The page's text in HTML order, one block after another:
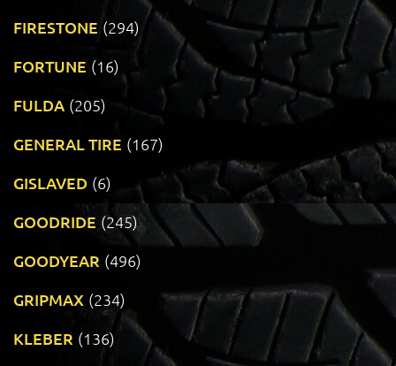
FIRESTONE (294)
FORTUNE (16)
FULDA (205)
GENERAL TIRE (167)
GISLAVED (6)
GOODRIDE (245)
GOODYEAR (496)
GRIPMAX (234)
KLEBER (136)